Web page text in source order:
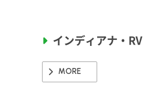
インディアナ・RV
MORE